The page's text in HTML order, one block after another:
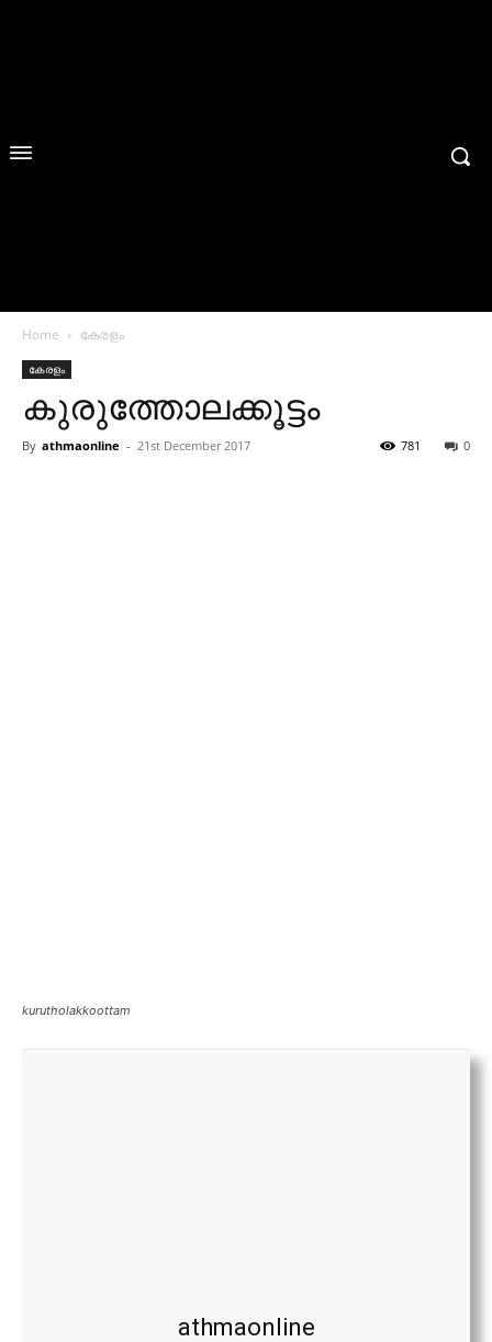
Home കേരളം
കേരളം
കുരുത്തോലക്കൂട്ടം
By athmaonline - 21st December 2017 0
781
kurutholakkoottam
athmaonline